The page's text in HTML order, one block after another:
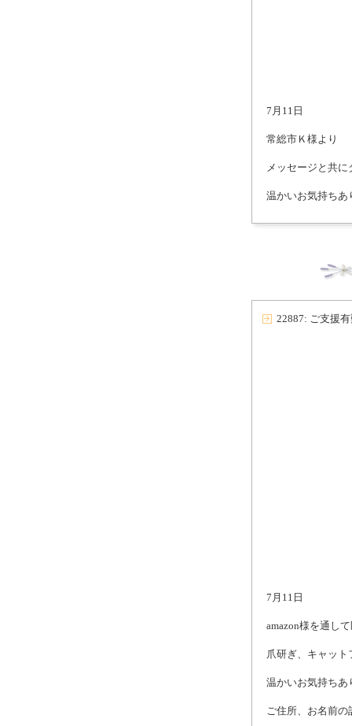
7月11日
常総市Ｋ様より
メッセージと共
温かいお気持ちあ
22887: ご支援
7月11日
amazon様を通し
爪研ぎ、キャッ
温かいお気持ちあ
ご住所、お名前